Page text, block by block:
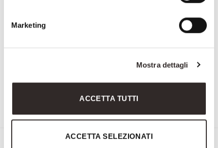
Marketing
Mostra dettagli
ACCETTA TUTTI
ACCETTA SELEZIONATI